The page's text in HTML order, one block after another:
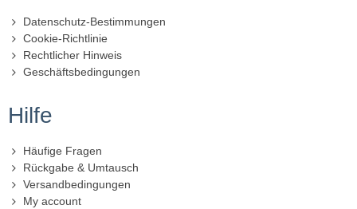
Hilfe
Häufige Fragen
Rückgabe & Umtausch
Versandbedingungen
My account
Datenschutz-Bestimmungen
Cookie-Richtlinie
Rechtlicher Hinweis
Geschäftsbedingungen